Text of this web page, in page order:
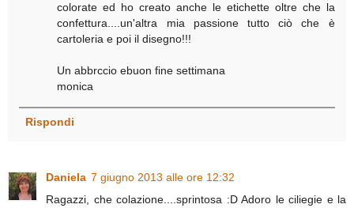
colorate ed ho creato anche le etichette oltre che la
confettura....un'altra mia passione tutto ciò che è
cartoleria e poi il disegno!!!
Un abbrccio ebuon fine settimana
monica
Rispondi
Daniela 7 giugno 2013 alle ore 12:32
Ragazzi, che colazione....sprintosa :D Adoro le ciliegie e la